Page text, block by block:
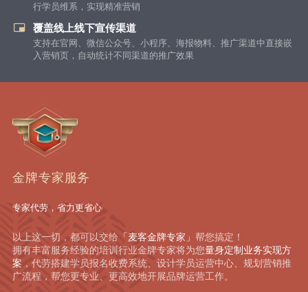
行学员维系，实现精准营销
覆盖线上线下宣传渠道
支持在官网、微信公众号、小程序、海报物料、推广渠道中直接嵌
入营销页，自动统计不同渠道的推广效果
金牌专家服务
专家代劳，省力更省心
以上这一切，都可以交给「麦客金牌专家」 帮您搞定！
拥有丰富服务经验的培训行业金牌专家将为您量身定制业务实现方
案 ，代劳搭建学员报名收费系统、设计学员运营中心、规划营销推
广流程，帮您更专业、更高效地开展品牌运营工作。